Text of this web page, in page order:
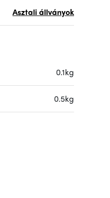
Asztali állványok
0.1kg
0.5kg